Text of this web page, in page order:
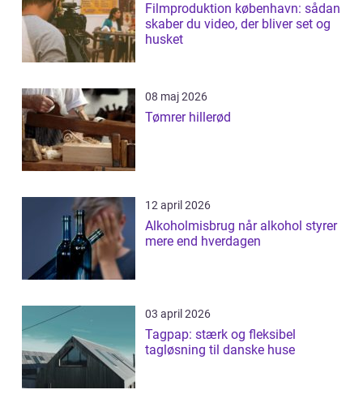
Filmproduktion københavn: sådan
skaber du video, der bliver set og
husket
08 maj 2026
Tømrer hillerød
12 april 2026
Alkoholmisbrug når alkohol styrer
mere end hverdagen
03 april 2026
Tagpap: stærk og fleksibel
tagløsning til danske huse